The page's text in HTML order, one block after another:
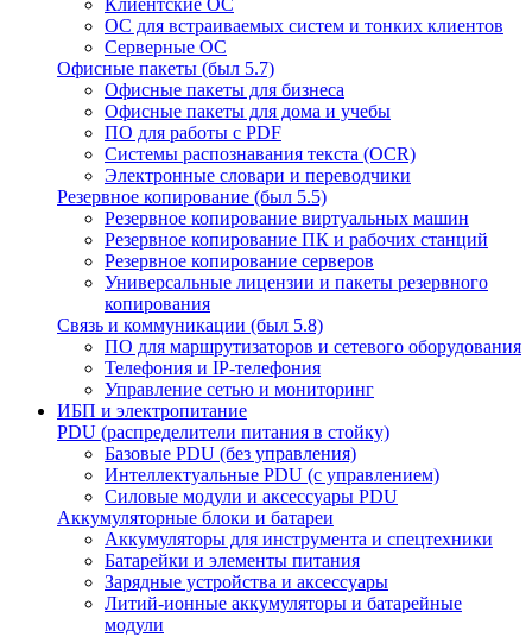
Клиентские ОС
ОС для встраиваемых систем и тонких клиентов
Серверные ОС
Офисные пакеты (был 5.7)
Офисные пакеты для бизнеса
Офисные пакеты для дома и учебы
ПО для работы с PDF
Системы распознавания текста (OCR)
Электронные словари и переводчики
Резервное копирование (был 5.5)
Резервное копирование виртуальных машин
Резервное копирование ПК и рабочих станций
Резервное копирование серверов
Универсальные лицензии и пакеты резервного
копирования
Связь и коммуникации (был 5.8)
ПО для маршрутизаторов и сетевого оборудования
Телефония и IP-телефония
Управление сетью и мониторинг
ИБП и электропитание
PDU (распределители питания в стойку)
Базовые PDU (без управления)
Интеллектуальные PDU (с управлением)
Силовые модули и аксессуары PDU
Аккумуляторные блоки и батареи
Аккумуляторы для инструмента и спецтехники
Батарейки и элементы питания
Зарядные устройства и аксессуары
Литий-ионные аккумуляторы и батарейные
модули